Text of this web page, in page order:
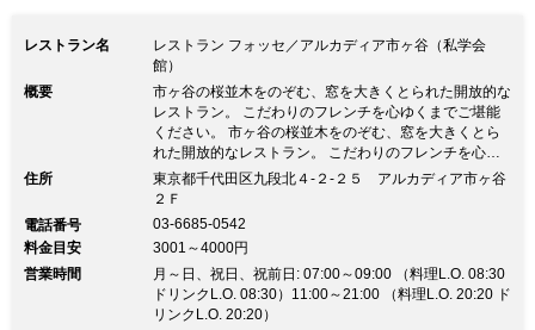
レストラン名
レストラン フォッセ／アルカディア市ヶ谷（私学会
館）
概要
市ヶ谷の桜並木をのぞむ、窓を大きくとられた開放的な
レストラン。 こだわりのフレンチを心ゆくまでご堪能
ください。 市ヶ谷の桜並木をのぞむ、窓を大きくとら
れた開放的なレストラン。 こだわりのフレンチを心ゆ
くまでご堪能ください。●市ヶ谷駅から徒歩2分 ●アルカ
ディア市ヶ谷(私学会館)内にあるフレンチレストランで
ど多様なニーズにお応えします。
住所
東京都千代田区九段北４‐２‐２５ アルカディア市ヶ谷
２Ｆ
電話番号
03-6685-0542
料金目安
3001～4000円
営業時間
月～日、祝日、祝前日: 07:00～09:00 （料理L.O. 08:30
ドリンクL.O. 08:30）11:00～21:00 （料理L.O. 20:20 ド
リンクL.O. 20:20）